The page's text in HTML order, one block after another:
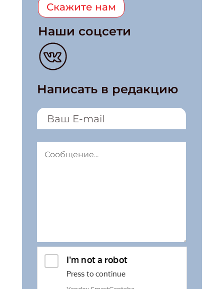
Скажите нам
Наши соцсети
Написать в редакцию